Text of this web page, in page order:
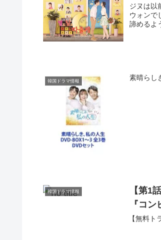
ジヌは以
ウォンで
諦めるよ
韓国ドラマ情報 素晴らし
韓国ドラマ情報
【第1
『コ
【無料